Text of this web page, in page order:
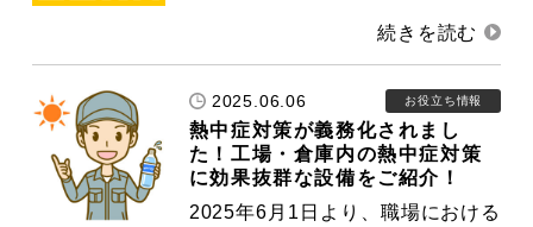
2025.06.06 お役立ち情報
熱中症対策が義務化されまし
た！工場・倉庫内の熱中症対策
に効果抜群な設備をご紹介！
2025年6月1日より、職場における